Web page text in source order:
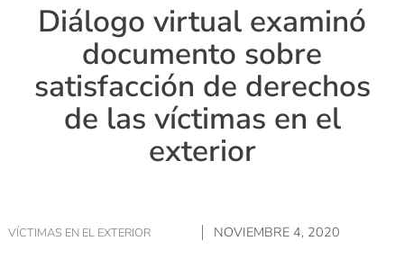
Diálogo virtual examinó
documento sobre
satisfacción de derechos
de las víctimas en el
exterior
VÍCTIMAS EN EL EXTERIOR NOVIEMBRE 4, 2020